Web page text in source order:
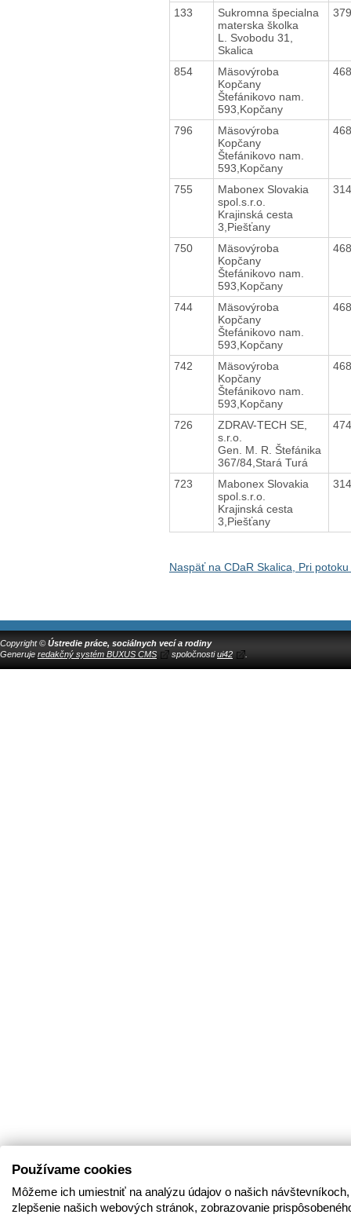
133
Sukromna špecialna
materska školka
L. Svobodu 31,
Skalica
854
Mäsovýroba
Kopčany
Štefánikovo nam.
593,Kopčany
796
Mäsovýroba
Kopčany
Štefánikovo nam.
593,Kopčany
755
Mabonex Slovakia
spol.s.r.o.
Krajinská cesta
3,Piešťany
750
Mäsovýroba
Kopčany
Štefánikovo nam.
593,Kopčany
744
Mäsovýroba
Kopčany
Štefánikovo nam.
593,Kopčany
742
Mäsovýroba
Kopčany
Štefánikovo nam.
593,Kopčany
726
ZDRAV-TECH SE,
s.r.o.
Gen. M. R. Štefánika
367/84,Stará Turá
723
Mabonex Slovakia
spol.s.r.o.
Krajinská cesta
3,Piešťany
Naspäť na CDaR Skalica, Pri potoku
Copyright © Ústredie práce, sociálnych vecí a rodiny
Generuje redakčný systém BUXUS CMS spoločnostiui42
Používame cookies
Môžeme ich umiestniť na analýzu údajov o našich
zlepšenie našich webových stránok, zobrazovanie